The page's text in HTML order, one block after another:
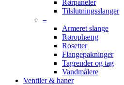
Rørpaneler
Tilslutningsslanger
–
Armeret slange
Rørophæng
Rosetter
Flangepakninger
Tagrender og tag
Vandmålere
Ventiler & haner